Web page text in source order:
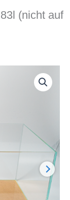
(nicht auf